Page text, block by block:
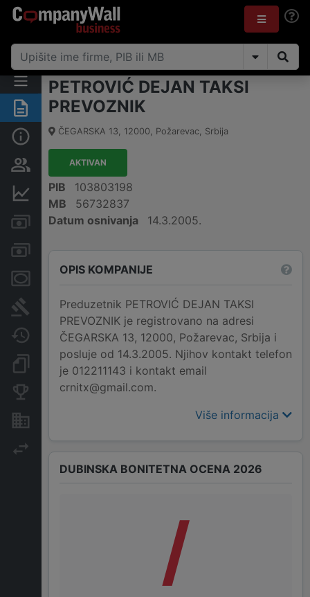
Rezime
Osnovni podaci
Vlasnička struktura
Finansijski podaci
Kreditni limit kompanije
Računi i blokade
Sudski sporovi
Javne nabavke
Dokumenti i objave
Konkurentske kompanije
PETROVIĆ DEJAN TAKSI
PREVOZNIK
ČEGARSKA 13, 12000, Požarevac, Srbija
AKTIVAN
PIB
103803198
MB
56732837
Datum osnivanja
14.3.2005.
OPIS KOMPANIJE
Preduzetnik PETROVIĆ DEJAN TAKSI
PREVOZNIK je registrovano na adresi
ČEGARSKA 13, 12000, Požarevac, Srbija i
posluje od 14.3.2005. Njihov kontakt telefon
je 012211143 i kontakt email
crnitx@gmail.com.
Više informacija
DUBINSKA BONITETNA OCENA 2026
/